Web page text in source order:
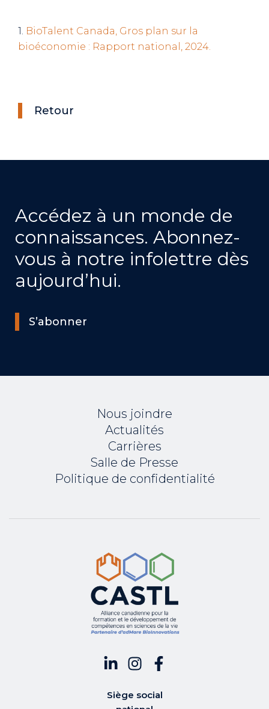
1. BioTalent Canada, Gros plan sur la
bioéconomie : Rapport national, 2024.
Retour
Accédez à un monde de
connaissances. Abonnez-
vous à notre infolettre dès
aujourd’hui.
S’abonner
Nous joindre
Actualités
Carrières
Salle de Presse
Politique de confidentialité
Siège social